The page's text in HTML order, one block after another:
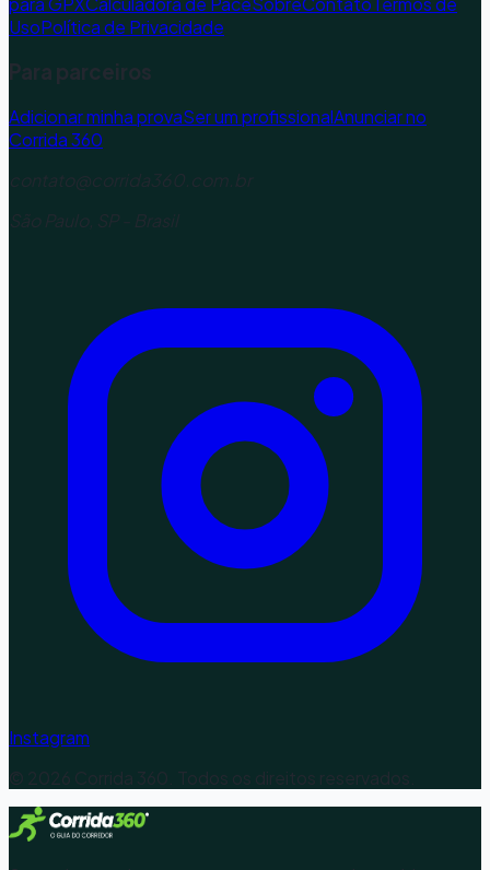
UsoPolítica de Privacidade
Para parceiros
Adicionar minha provaSer um profissionalAnunciar no
Corrida 360
contato@corrida360.com.br
São Paulo, SP - Brasil
Instagram
© 2026 Corrida 360. Todos os direitos reservados.